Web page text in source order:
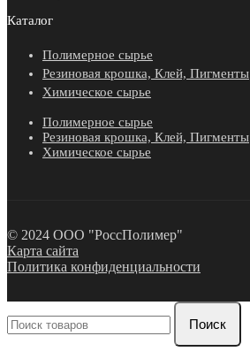
Каталог
Полимерное сырье
Резиновая крошка, Клей, Пигменты
Химическое сырье
Полимерное сырье
Резиновая крошка, Клей, Пигменты
Химическое сырье
© 2024 ООО "РоссПолимер"
Карта сайта
Политика конфиденциальности
Поиск